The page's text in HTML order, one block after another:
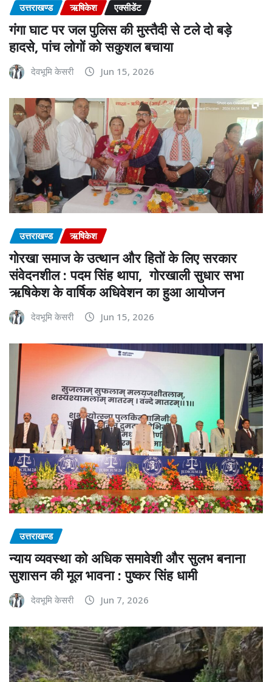
उत्तराखण्ड ऋषिकेश एक्सीडेंट
गंगा घाट पर जल पुलिस की मुस्तैदी से टले दो बड़े
हादसे, पांच लोगों को सकुशल बचाया
देवभूमि केसरी Jun 15, 2026
उत्तराखण्ड ऋषिकेश
गोरखा समाज के उत्थान और हितों के लिए सरकार
संवेदनशील : पदम सिंह थापा, गोरखाली सुधार सभा
ऋषिकेश के वार्षिक अधिवेशन का हुआ आयोजन
देवभूमि केसरी Jun 15, 2026
उत्तराखण्ड
न्याय व्यवस्था को अधिक समावेशी और सुलभ बनाना
सुशासन की मूल भावना : पुष्कर सिंह धामी
देवभूमि केसरी Jun 7, 2026